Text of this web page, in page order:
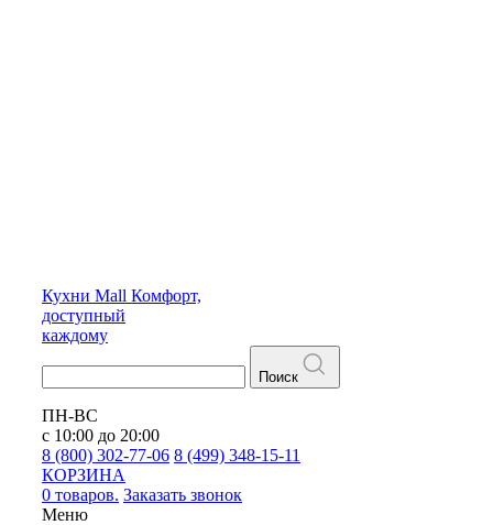
Кухни Mall Комфорт,
доступный
каждому
Поиск
ПН-ВС
с 10:00 до 20:00
8 (800) 302-77-06 8 (499) 348-15-11
КОРЗИНА
0 товаров. Заказать звонок
Меню